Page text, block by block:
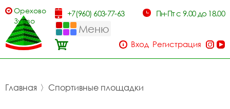
Орехово-
Зуево
+7(960) 603-77-63 Пн-Пт с 9.00 до 18.00
Меню
Вход Регистрация
Главная 〉 Спортивные площадки